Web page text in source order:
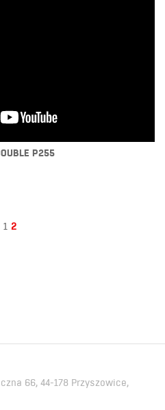
P255
1 2
66, 44-178 Przyszowice,